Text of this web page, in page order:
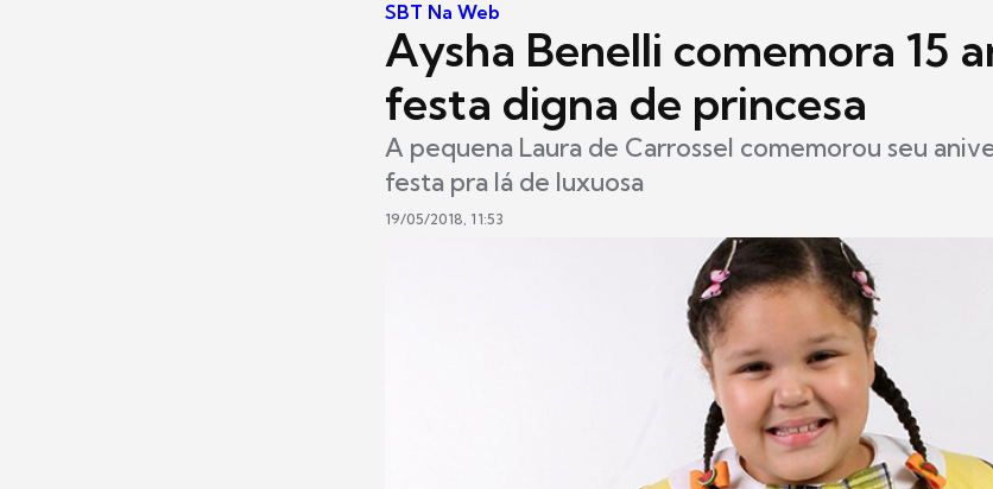
SBT Na Web
Aysha Benelli comemora 15
festa digna de princesa
A pequena Laura de Carrossel comemorou seu
festa pra lá de luxuosa
19/05/2018, 11:53